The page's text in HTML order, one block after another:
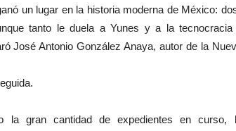
un lugar en la historia moderna de México:
tanto le duela a Yunes y a la tecnocracia
José Antonio González Anaya, autor de la
la gran cantidad de expedientes en curso,